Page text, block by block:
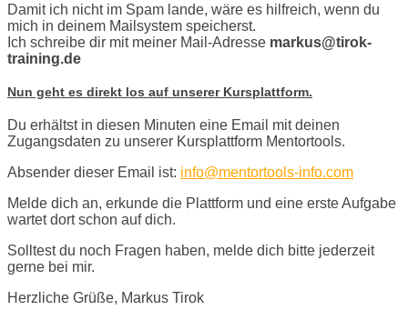
Damit ich nicht im Spam lande, wäre es hilfreich, wenn du
mich in deinem Mailsystem speicherst.
Ich schreibe dir mit meiner Mail-Adresse markus@tirok-
training.de
Nun geht es direkt los auf unserer Kursplattform.
Du erhältst in diesen Minuten eine Email mit deinen
Zugangsdaten zu unserer Kursplattform Mentortools.
Absender dieser Email ist: info@mentortools-info.com
Melde dich an, erkunde die Plattform und eine erste Aufgabe
wartet dort schon auf dich.
Solltest du noch Fragen haben, melde dich bitte jederzeit
gerne bei mir.
Herzliche Grüße, Markus Tirok